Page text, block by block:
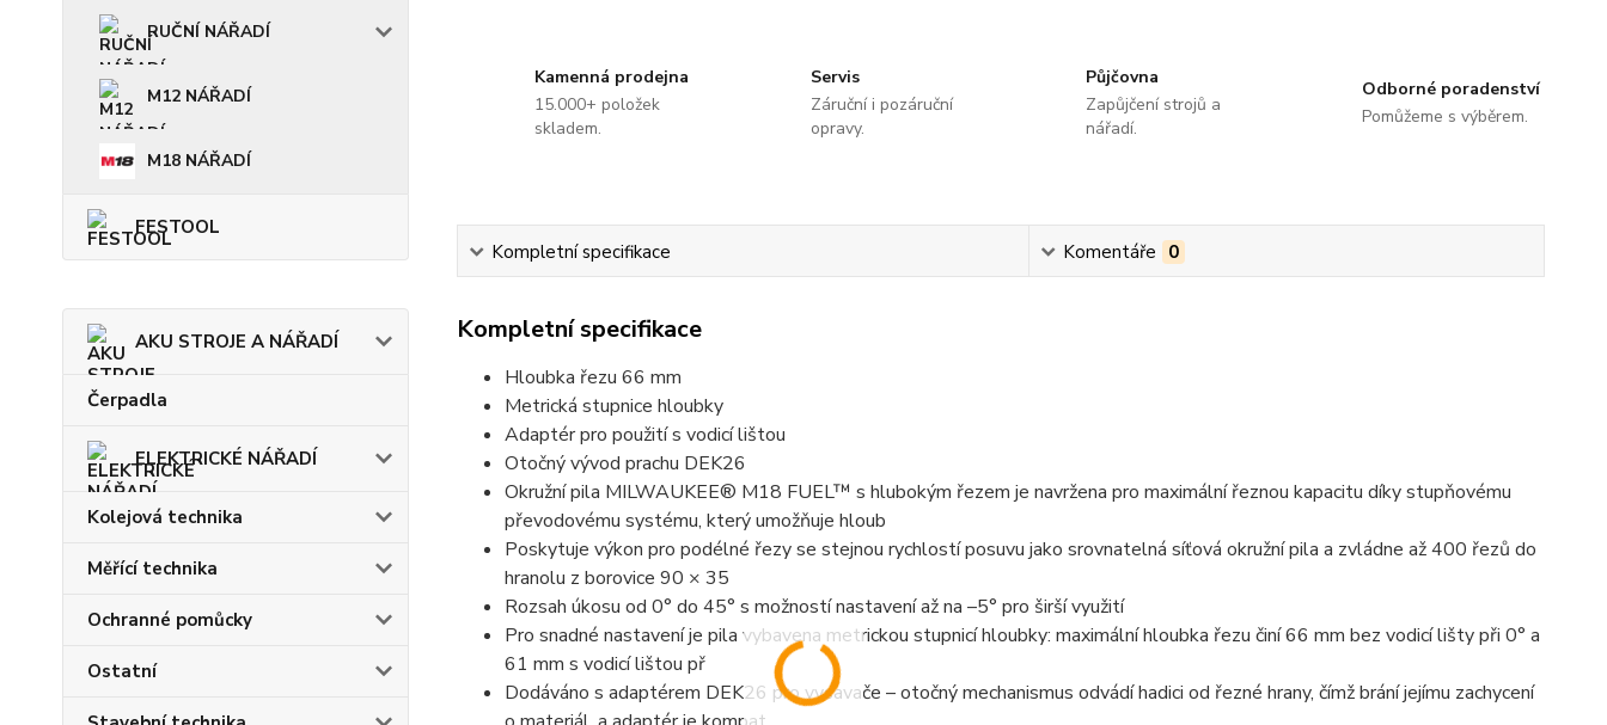
RUČNÍ NÁŘADÍ
M12 NÁŘADÍ
M18 NÁŘADÍ
FESTOOL
AKU STROJE A NÁŘADÍ
Čerpadla
ELEKTRICKÉ NÁŘADÍ
Kolejová technika
Měřící technika
Ochranné pomůcky
Ostatní
Kamenná prodejna
15.000+ položek
skladem.
Servis
Záruční i pozáruční
opravy.
Půjčovna
Zapůjčení strojů a
nářadí.
Odborné poradenství
Pomůžeme s výběrem.
Kompletní specifikace Komentáře 0
Kompletní specifikace
Hloubka řezu 66 mm
Metrická stupnice hloubky
Adaptér pro použití s vodicí lištou
Otočný vývod prachu DEK26
Okružní pila MILWAUKEE® M18 FUEL™ s hlubokým řezem je navržena pro maximální řeznou kapacitu díky stupňovému
převodovému systému, který umožňuje hloub
Poskytuje výkon pro podélné řezy se stejnou rychlostí posuvu jako srovnatelná síťová okružní pila a zvládne až 400 řezů do
hranolu z borovice 90 × 35
Rozsah úkosu od 0° do 45° s možností nastavení až na –5° pro širší využití
Pro snadné nastavení je pila vybavena metrickou stupnicí hloubky: maximální hloubka řezu činí 66 mm bez vodicí lišty při 0° a
61 mm s vodicí lištou př
Dodáváno s adaptérem DEK26 pro vysavače – otočný mechanismus odvádí hadici od řezné hrany, čímž brání jejímu zachycení